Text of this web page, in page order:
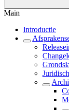
Main
Introductie